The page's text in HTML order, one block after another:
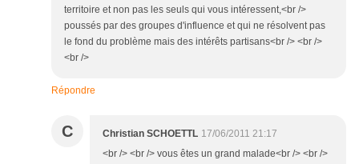
territoire et non pas les seuls qui vous intéressent,<br />
poussés par des groupes d'influence et qui ne résolvent pas
le fond du problème mais des intérêts partisans<br /> <br />
<br />
Répondre
C Christian SCHOETTL 17/06/2011 21:17
<br /> <br /> vous êtes un grand malade<br /> <br />